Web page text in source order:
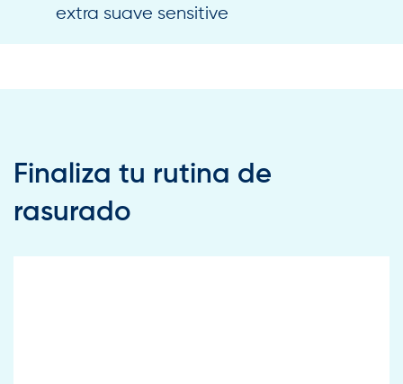
extra suave sensitive
Finaliza tu rutina de
rasurado